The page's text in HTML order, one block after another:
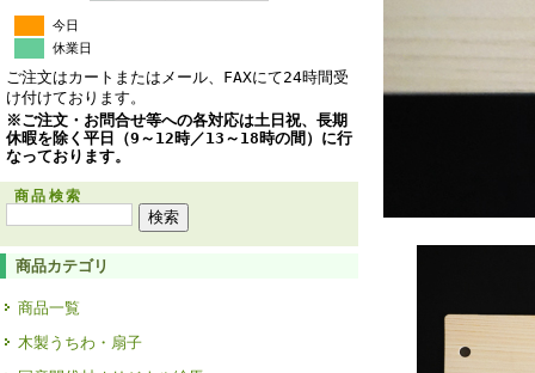
今日
休業日
ご注文はカートまたはメール、FAXにて24時間受
け付けております。
※ご注文・お問合せ等への各対応は土日祝、長期
休暇を除く平日（9～12時／13～18時の間）に行
なっております。
商品検索
商品カテゴリ
商品一覧
木製うちわ・扇子